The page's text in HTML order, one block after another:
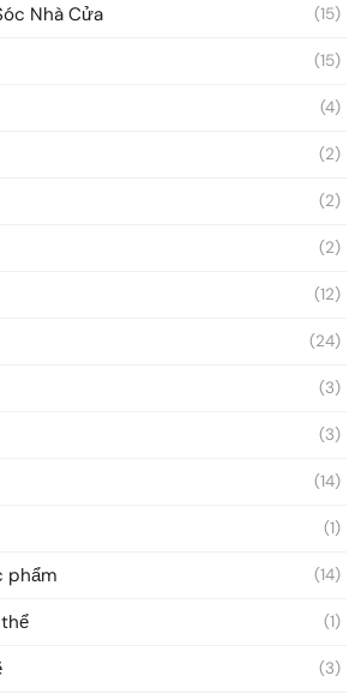
Nhà Cửa (15)
(15)
(4)
(2)
(2)
(2)
(12)
(24)
(3)
(3)
(14)
(1)
phẩm (14)
(1)
(3)